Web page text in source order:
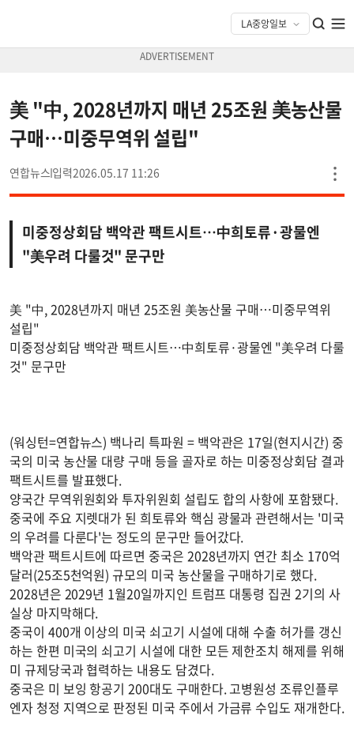
美 "中, 2028년까지 매년 25조원 美농산물
구매…미중무역위 설립"
연합뉴스 2026.05.17 11:26
미중정상회담 백악관 팩트시트…中희토류·광물엔
"美우려 다룰것" 문구만
美 "中, 2028년까지 매년 25조원 美농산물 구매…미중무역위
설립"
미중정상회담 백악관 팩트시트…中희토류·광물엔 "美우려 다룰
것" 문구만
(워싱턴=연합뉴스) 백나리 특파원 = 백악관은 17일(현지시간) 중
국의 미국 농산물 대량 구매 등을 골자로 하는 미중정상회담 결과
팩트시트를 발표했다.
양국간 무역위원회와 투자위원회 설립도 합의 사항에 포함됐다.
중국에 주요 지렛대가 된 희토류와 핵심 광물과 관련해서는 '미국
의 우려를 다룬다'는 정도의 문구만 들어갔다.
백악관 팩트시트에 따르면 중국은 2028년까지 연간 최소 170억
달러(25조5천억원) 규모의 미국 농산물을 구매하기로 했다.
2028년은 2029년 1월20일까지인 트럼프 대통령 집권 2기의 사
실상 마지막해다.
중국이 400개 이상의 미국 쇠고기 시설에 대해 수출 허가를 갱신
하는 한편 미국의 쇠고기 시설에 대한 모든 제한조치 해제를 위해
미 규제당국과 협력하는 내용도 담겼다.
중국은 미 보잉 항공기 200대도 구매한다. 고병원성 조류인플루
엔자 청정 지역으로 판정된 미국 주에서 가금류 수입도 재개한다.